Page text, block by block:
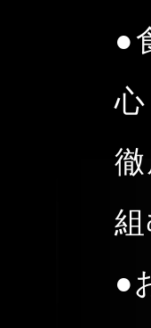
●
●